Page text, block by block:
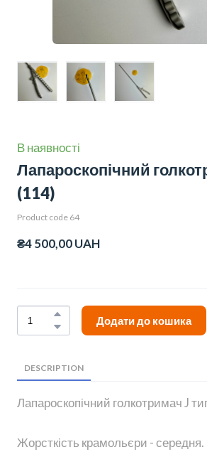
В наявності
Лапароскопічний
(114)
Product code 64
₴4 500,00 UAH
Додати до кошика
DESCRIPTION
Лапароскопічний голкотримач J
Жорсткість крамольєри - середня.